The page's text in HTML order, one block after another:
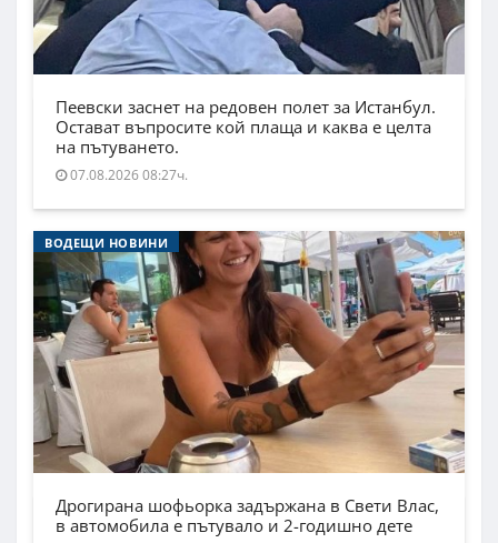
Пеевски заснет на редовен полет за Истанбул.
Остават въпросите кой плаща и каква е целта
на пътуването.
07.08.2026 08:27ч.
ВОДЕЩИ НОВИНИ
Дрогирана шофьорка задържана в Свети Влас,
в автомобила е пътувало и 2-годишно дете